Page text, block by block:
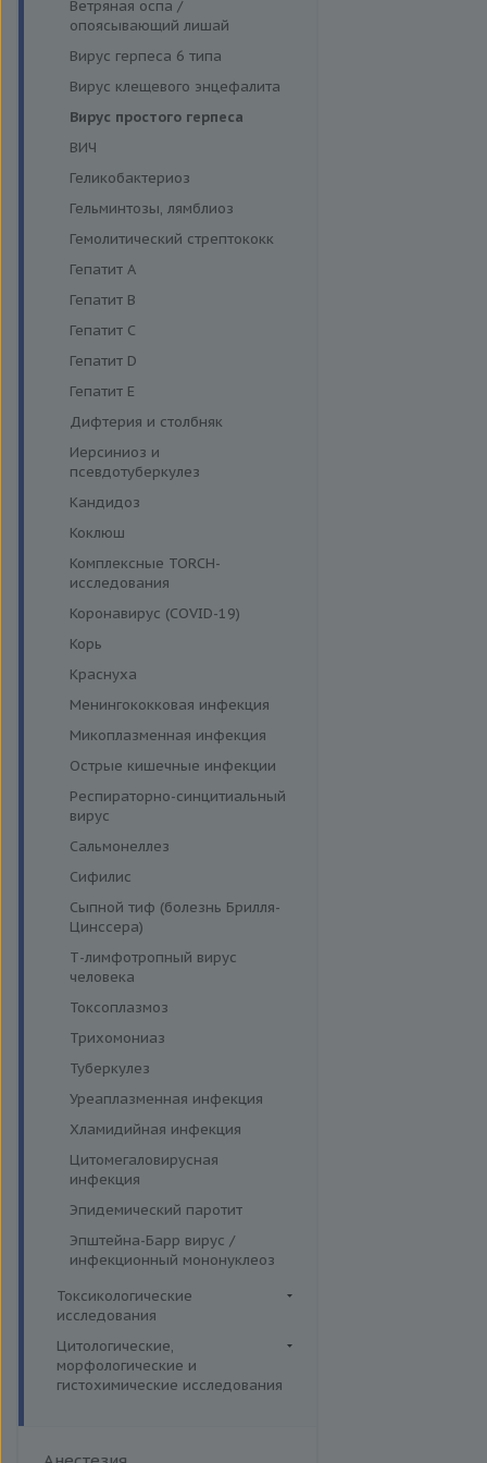
Функция поджелудочной
железы и диагностика
Моноцитарный эрлихиоз
Папилломавирусная инфекция
Парвовирус
Стрептококковая инфекция
Энтеровирусная инфекция
Ветряная оспа /
опоясывающий лишай
Вирус герпеса 6 типа
Вирус клещевого энцефалита
Вирус простого герпеса
ВИЧ
Геликобактериоз
Гельминтозы, лямблиоз
Гемолитический стрептококк
Гепатит A
Гепатит B
Гепатит C
Гепатит D
Гепатит E
Дифтерия и столбняк
Иерсиниоз и
псевдотуберкулез
Кандидоз
Коклюш
Комплексные TORCH-
исследования
Коронавирус (COVID-19)
Корь
Краснуха
Менингококковая инфекция
Микоплазменная инфекция
Острые кишечные инфекции
Респираторно-синцитиальный
вирус
Сальмонеллез
Сифилис
Сыпной тиф (болезнь Брилля-
Цинссера)
Т-лимфотропный вирус
человека
Токсоплазмоз
Трихомониаз
Туберкулез
Уреаплазменная инфекция
Хламидийная инфекция
Цитомегаловирусная
инфекция
Эпидемический паротит
Эпштейна-Барр вирус /
инфекционный мононуклеоз
Токсикологические
исследования
Комплексные исследования
Вирусные гепатиты
Ежегодные обследования
Интимное здоровье
Лекарственный мониторинг
Цитологические,
морфологические и
гистохимические исследования